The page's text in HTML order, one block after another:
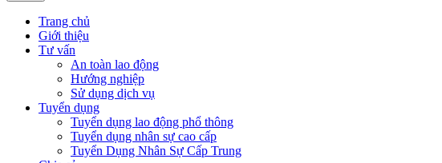
Trang chủ
Giới thiệu
Tư vấn
An toàn lao động
Hướng nghiệp
Sử dụng dịch vụ
Tuyển dụng
Tuyển dụng lao động phổ thông
Tuyển dụng nhân sự cao cấp
Tuyển Dụng Nhân Sự Cấp Trung